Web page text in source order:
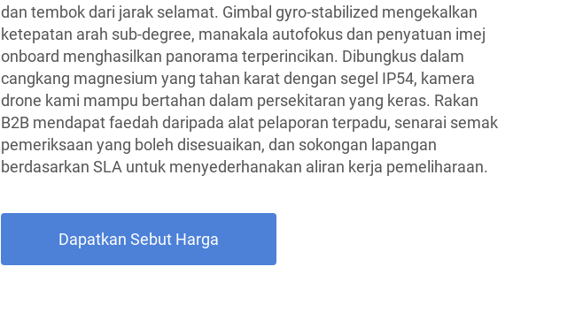
dan tembok dari jarak selamat. Gimbal gyro-stabilized mengekalkan
ketepatan arah sub-degree, manakala autofokus dan penyatuan imej
onboard menghasilkan panorama terperincikan. Dibungkus dalam
cangkang magnesium yang tahan karat dengan segel IP54, kamera
drone kami mampu bertahan dalam persekitaran yang keras. Rakan
B2B mendapat faedah daripada alat pelaporan terpadu, senarai semak
pemeriksaan yang boleh disesuaikan, dan sokongan lapangan
berdasarkan SLA untuk menyederhanakan aliran kerja pemeliharaan.
Dapatkan Sebut Harga